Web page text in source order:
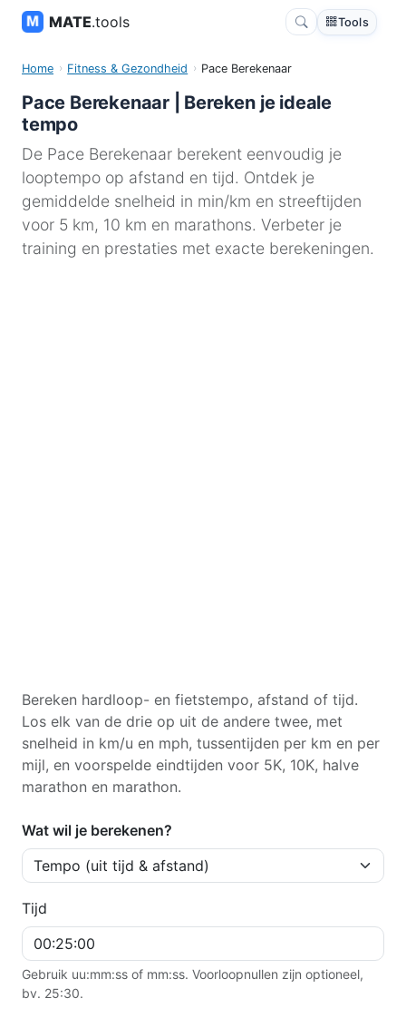
MATE.tools Tools
Home Fitness & Gezondheid Pace Berekenaar
Pace Berekenaar | Bereken je ideale
tempo
De Pace Berekenaar berekent eenvoudig je
looptempo op afstand en tijd. Ontdek je
gemiddelde snelheid in min/km en streeftijden
voor 5 km, 10 km en marathons. Verbeter je
training en prestaties met exacte berekeningen.
Bereken hardloop- en fietstempo, afstand of tijd.
Los elk van de drie op uit de andere twee, met
snelheid in km/u en mph, tussentijden per km en per
mijl, en voorspelde eindtijden voor 5K, 10K, halve
marathon en marathon.
Wat wil je berekenen?
Tijd
Gebruik uu:mm:ss of mm:ss. Voorloopnullen zijn optioneel,
bv. 25:30.